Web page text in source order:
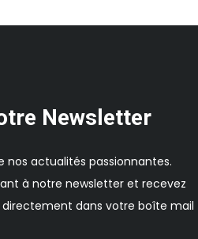
Newsletter
nos actualités passionnantes.
à notre newsletter et recevez
dans votre boîte mail